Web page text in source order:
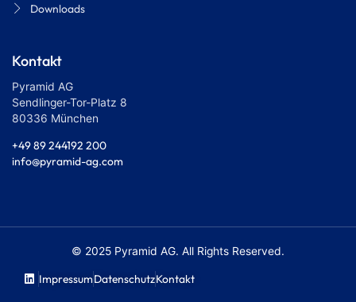
Downloads
Kontakt
Pyramid AG
Sendlinger-Tor-Platz 8
80336 München
+49 89 244192 200
info@pyramid-ag.com
© 2025 Pyramid AG. All Rights Reserved.
ImpressumDatenschutzKontakt